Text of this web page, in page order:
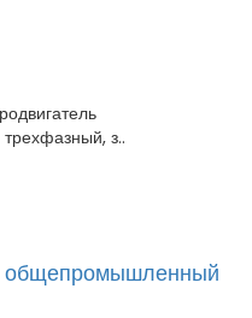
з..
общепромышленный